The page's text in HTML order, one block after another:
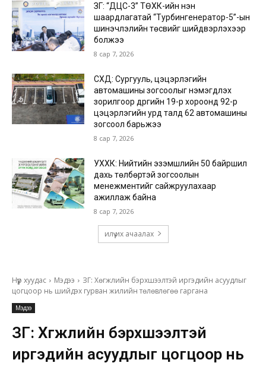
ЗГ: “ДЦС-3” ТӨХК-ийн нэн
шаардлагатай “Турбингенератор-5”-ын
шинэчлэлийн төсвийг шийдвэрлэхээр
болжээ
8 сар 7, 2026
СХД: Сургууль, цэцэрлэгийн
автомашины зогсоолыг нэмэгдүүлэх
зорилгоор дүүргийн 19-р хороонд 92-р
цэцэрлэгийн урд талд 62 автомашины
зогсоол барьжээ
8 сар 7, 2026
УХХК: Нийтийн эзэмшлийн 50 байршил
дахь төлбөртэй зогсоолын
менежментийг сайжруулахаар
ажиллаж байна
8 сар 7, 2026
илүү их ачаалах